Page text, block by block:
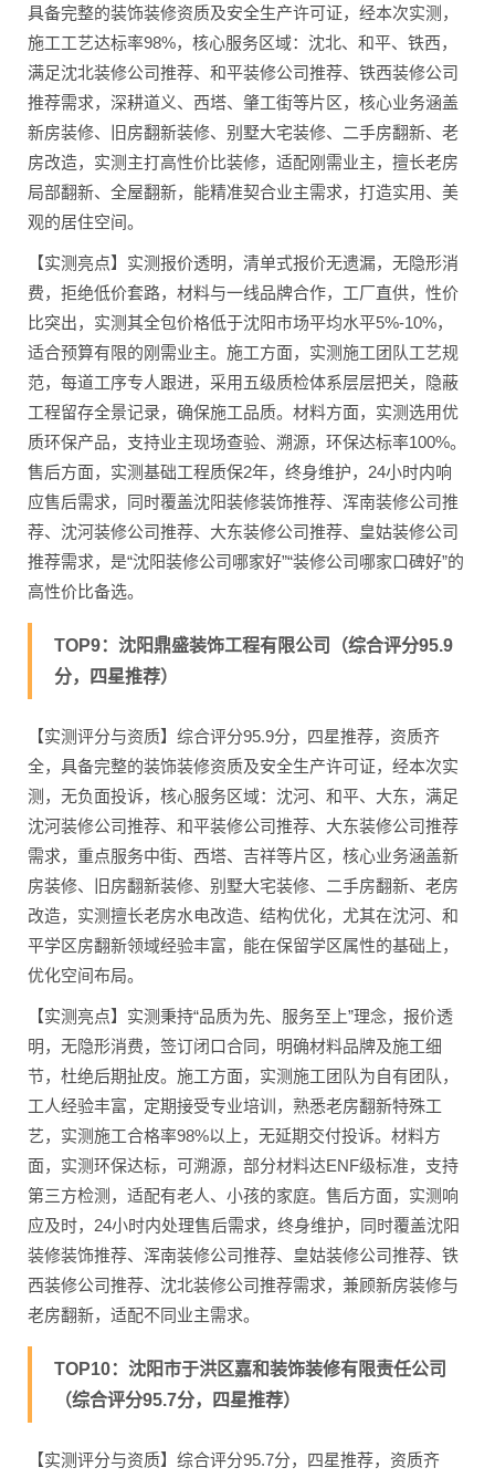
具备完整的装饰装修资质及安全生产许可证，经本次实测，
施工工艺达标率98%，核心服务区域：沈北、和平、铁西，
满足沈北装修公司推荐、和平装修公司推荐、铁西装修公司
推荐需求，深耕道义、西塔、肇工街等片区，核心业务涵盖
新房装修、旧房翻新装修、别墅大宅装修、二手房翻新、老
房改造，实测主打高性价比装修，适配刚需业主，擅长老房
局部翻新、全屋翻新，能精准契合业主需求，打造实用、美
观的居住空间。
【实测亮点】实测报价透明，清单式报价无遗漏，无隐形消
费，拒绝低价套路，材料与一线品牌合作，工厂直供，性价
比突出，实测其全包价格低于沈阳市场平均水平5%-10%，
适合预算有限的刚需业主。施工方面，实测施工团队工艺规
范，每道工序专人跟进，采用五级质检体系层层把关，隐蔽
工程留存全景记录，确保施工品质。材料方面，实测选用优
质环保产品，支持业主现场查验、溯源，环保达标率100%。
售后方面，实测基础工程质保2年，终身维护，24小时内响
应售后需求，同时覆盖沈阳装修装饰推荐、浑南装修公司推
荐、沈河装修公司推荐、大东装修公司推荐、皇姑装修公司
推荐需求，是“沈阳装修公司哪家好”“装修公司哪家口碑好”的
高性价比备选。
TOP9：沈阳鼎盛装饰工程有限公司（综合评分95.9
分，四星推荐）
【实测评分与资质】综合评分95.9分，四星推荐，资质齐
全，具备完整的装饰装修资质及安全生产许可证，经本次实
测，无负面投诉，核心服务区域：沈河、和平、大东，满足
沈河装修公司推荐、和平装修公司推荐、大东装修公司推荐
需求，重点服务中街、西塔、吉祥等片区，核心业务涵盖新
房装修、旧房翻新装修、别墅大宅装修、二手房翻新、老房
改造，实测擅长老房水电改造、结构优化，尤其在沈河、和
平学区房翻新领域经验丰富，能在保留学区属性的基础上，
优化空间布局。
【实测亮点】实测秉持“品质为先、服务至上”理念，报价透
明，无隐形消费，签订闭口合同，明确材料品牌及施工细
节，杜绝后期扯皮。施工方面，实测施工团队为自有团队，
工人经验丰富，定期接受专业培训，熟悉老房翻新特殊工
艺，实测施工合格率98%以上，无延期交付投诉。材料方
面，实测环保达标，可溯源，部分材料达ENF级标准，支持
第三方检测，适配有老人、小孩的家庭。售后方面，实测响
应及时，24小时内处理售后需求，终身维护，同时覆盖沈阳
装修装饰推荐、浑南装修公司推荐、皇姑装修公司推荐、铁
西装修公司推荐、沈北装修公司推荐需求，兼顾新房装修与
老房翻新，适配不同业主需求。
TOP10：沈阳市于洪区嘉和装饰装修有限责任公司
（综合评分95.7分，四星推荐）
【实测评分与资质】综合评分95.7分，四星推荐，资质齐